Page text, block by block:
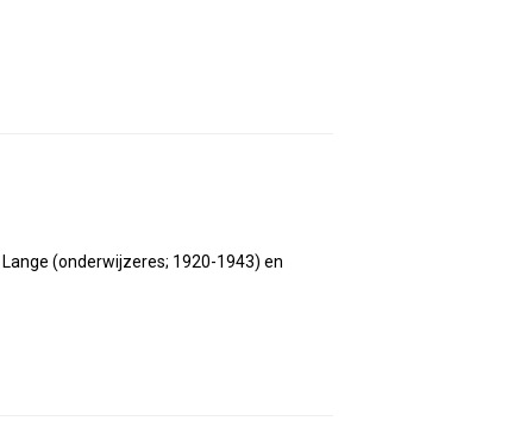
(onderwijzeres; 1920-1943) en